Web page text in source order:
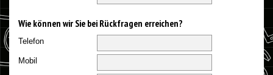
Wie können wir Sie bei Rückfragen erreichen?
Telefon
Mobil